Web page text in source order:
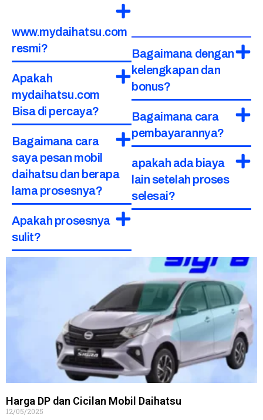
www.mydaihatsu.com
resmi?
Apakah
mydaihatsu.com
Bisa di percaya?
Bagaimana cara
saya pesan mobil
daihatsu dan berapa
lama prosesnya?
Apakah prosesnya
sulit?
Bagaimana dengan
kelengkapan dan
bonus?
Bagaimana cara
pembayarannya?
apakah ada biaya
lain setelah proses
selesai?
Harga DP dan Cicilan Mobil Daihatsu
12/05/2025